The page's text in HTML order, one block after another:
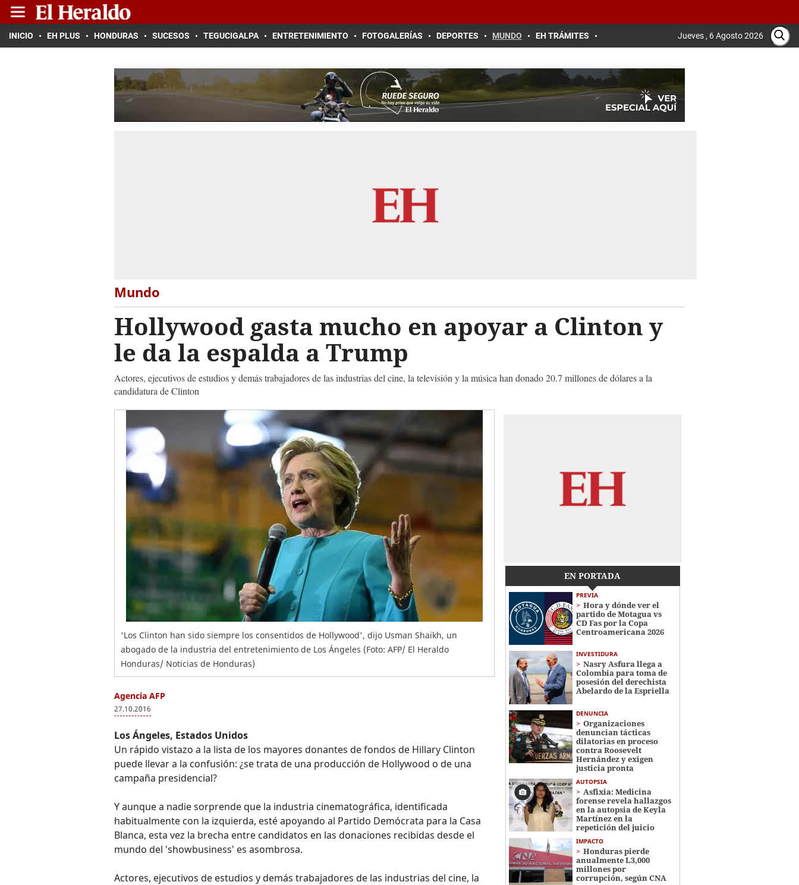
INICIO EH PLUS HONDURAS SUCESOS TEGUCIGALPA ENTRETENIMIENTO FOTOGALERÍAS DEPORTES MUNDO EH TRÁMITES Jueves , 6 Agosto 2026
Mundo
Hollywood gasta mucho en apoyar a Clinton y
le da la espalda a Trump
Actores, ejecutivos de estudios y demás trabajadores de las industrias del cine, la televisión y la música han donado 20.7 millones de dólares a la
candidatura de Clinton
'Los Clinton han sido siempre los consentidos de Hollywood', dijo Usman Shaikh, un
abogado de la industria del entretenimiento de Los Ángeles (Foto: AFP/ El Heraldo
Honduras/ Noticias de Honduras)
Agencia AFP
27.10.2016
Los Ángeles, Estados Unidos
Un rápido vistazo a la lista de los mayores donantes de fondos de Hillary Clinton
puede llevar a la confusión: ¿se trata de una producción de Hollywood o de una
campaña presidencial?
Y aunque a nadie sorprende que la industria cinematográfica, identificada
habitualmente con la izquierda, esté apoyando al Partido Demócrata para la Casa
Blanca, esta vez la brecha entre candidatos en las donaciones recibidas desde el
mundo del 'showbusiness' es asombrosa.
Actores, ejecutivos de estudios y demás trabajadores de las industrias del cine, la
EN PORTADA
PREVIA
Hora y dónde ver el
partido de Motagua vs
CD Fas por la Copa
Centroamericana 2026
INVESTIDURA
Nasry Asfura llega a
Colombia para toma de
posesión del derechista
Abelardo de la Espriella
DENUNCIA
Organizaciones
denuncian tácticas
dilatorias en proceso
contra Roosevelt
Hernández y exigen
justicia pronta
AUTOPSIA
Asfixia: Medicina
forense revela hallazgos
en la autopsia de Keyla
Martínez en la
repetición del juicio
IMPACTO
Honduras pierde
anualmente L3,000
millones por
corrupción, según CNA